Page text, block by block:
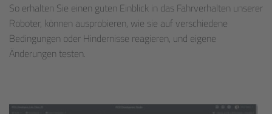
So erhalten Sie einen guten Einblick in das Fahrverhalten unserer
Roboter, können ausprobieren, wie sie auf verschiedene
Bedingungen oder Hindernisse reagieren, und eigene
Änderungen testen.